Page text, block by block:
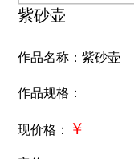
紫砂壶
作品名称：紫砂壶
作品规格：
现价格： ￥